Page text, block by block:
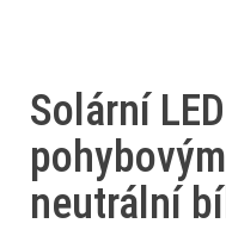
Solární
neutrální